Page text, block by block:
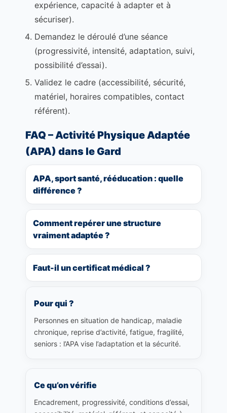
expérience, capacité à adapter et à
sécuriser).
Demandez le déroulé d’une séance
(progressivité, intensité, adaptation, suivi,
possibilité d’essai).
Validez le cadre (accessibilité, sécurité,
matériel, horaires compatibles, contact
référent).
FAQ – Activité Physique Adaptée
(APA) dans le Gard
APA, sport santé, rééducation : quelle
différence ?
Comment repérer une structure
vraiment adaptée ?
Faut-il un certificat médical ?
Pour qui ?
Personnes en situation de handicap, maladie
chronique, reprise d’activité, fatigue, fragilité,
seniors : l’APA vise l’adaptation et la sécurité.
Ce qu’on vérifie
Encadrement, progressivité, conditions d’essai,